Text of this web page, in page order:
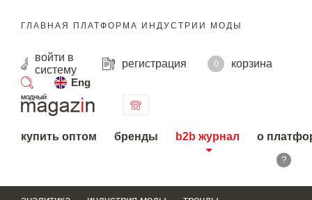
ГЛАВНАЯ ПЛАТФОРМА ИНДУСТРИИ МОДЫ
войти в
систему
регистрация 0
корзина
Eng
поиск
купить оптом бренды b2b журнал о
?